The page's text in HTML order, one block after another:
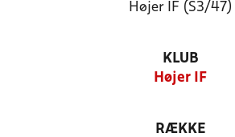
Højer IF (S3/47)
KLUB
Højer IF
RÆKKE